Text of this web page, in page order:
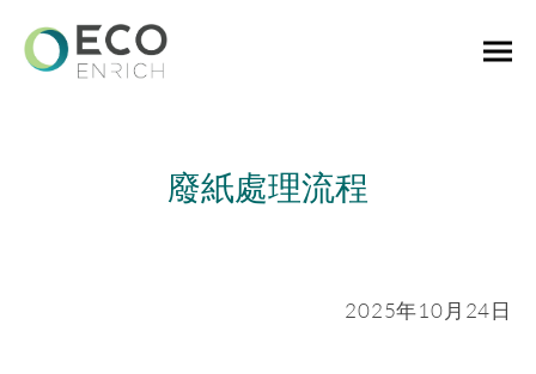
廢紙處理流程
2025年10月24日